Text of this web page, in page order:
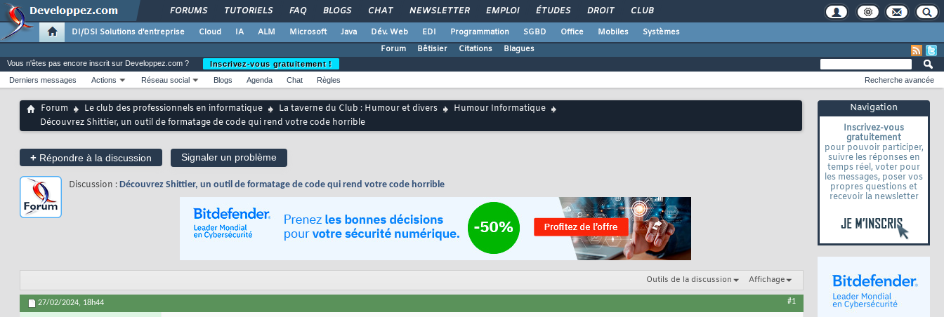
FORUMS TUTORIELS FAQ BLOGS CHAT NEWSLETTER EMPLOI ÉTUDES DROIT CLUB
DI/DSI Solutions d'entreprise Cloud IA ALM Microsoft Java Dév. Web EDI Programmation SGBD Office Mobiles
Systèmes
Forum
Bêtisier Citations Blagues
Navigation
Inscrivez-vous
gratuitement
pour pouvoir participer,
suivre les réponses en
temps réel, voter pour
les messages, poser vos
propres questions et
recevoir la newsletter
Vous n'êtes pas encore inscrit sur Developpez.com ?
Inscrivez-vous gratuitement !
Derniers messages
Actions Réseau social Blogs Agenda Chat Règles Recherche avancée
Forum Le club des professionnels en informatique La taverne du Club : Humour et divers
Humour Informatique
Découvrez Shittier, un outil de formatage de code qui rend votre code horrible
+ Répondre à la discussion Signaler un problème
Discussion : Découvrez Shittier, un outil de formatage de code qui rend votre code horrible
Outils de la discussion Affichage
27/02/2024, 18h44 #1